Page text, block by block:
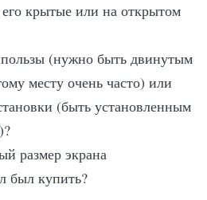
крытые или на открытом
(нужно быть двинутым
месту очень часто) или
(быть установленным
размер экрана
был купить?